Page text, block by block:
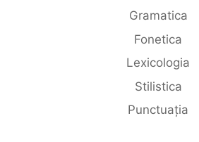
Gramatica
Fonetica
Lexicologia
Stilistica
Punctuația